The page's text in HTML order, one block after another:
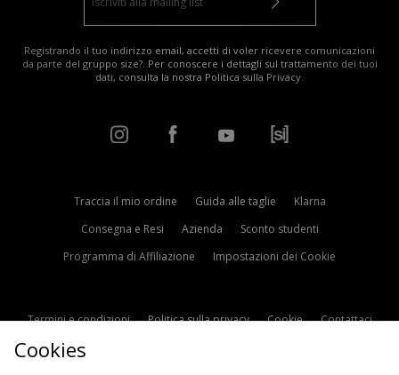
Registrando il tuo indirizzo email, accetti di voler ricevere comunicazioni
da parte del gruppo size?. Per conoscere i dettagli sul trattamento dei tuoi
dati, consulta la nostra Politica sulla Privacy
Traccia il mio ordine Guida alle taglie
Klarna
Consegna e Resi
Azienda
Sconto studenti
Programma di Affiliazione
Impostazioni dei Cookie
Termini e condizioni Politica sulla privacy Cookie
Contattaci
Cookies